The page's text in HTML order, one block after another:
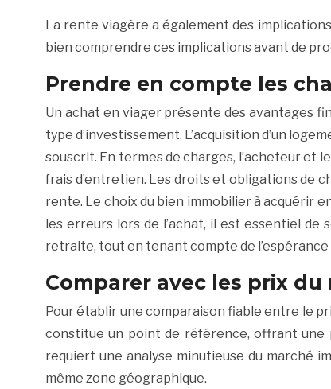
La rente viagère a également des
bien comprendre ces implications avant de
Prendre en compte les
Un achat en viager présente des avantages
type d’investissement. L’acquisition d’un
souscrit. En termes de charges, l’acheteur et
frais d’entretien. Les droits et obligations de
rente. Le choix du bien immobilier à acquérir
les erreurs lors de l’achat, il est essentiel
retraite, tout en tenant compte de l’espérance
Comparer avec les prix
Pour établir une comparaison fiable entre le
constitue un point de référence, offrant une
requiert une analyse minutieuse du marché
même zone géographique.